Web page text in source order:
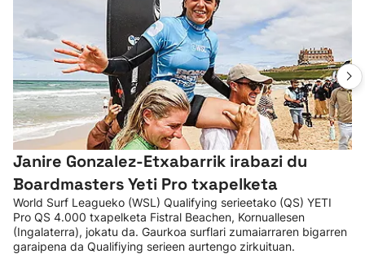
Janire Gonzalez-Etxabarrik irabazi du
Boardmasters Yeti Pro txapelketa
World Surf Leagueko (WSL) Qualifying serieetako (QS) YETI
Pro QS 4.000 txapelketa Fistral Beachen, Kornuallesen
(Ingalaterra), jokatu da. Gaurkoa surflari zumaiarraren bigarren
garaipena da Qualifiying serieen aurtengo zirkuituan.